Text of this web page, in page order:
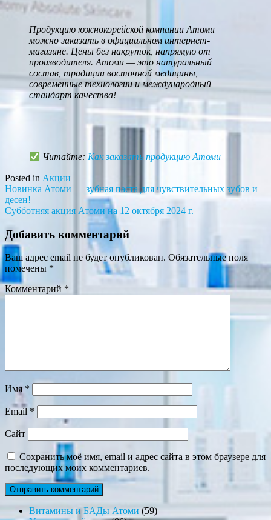
Продукцию южнокорейской компании Атоми
можно заказать в официальном интернет-
магазине. Цены без накруток, напрямую от
производителя. Атоми — это натуральный
состав, традиции восточной медицины,
современные технологии и международный
стандарт качества!
Читайте:Как заказать продукцию Атоми
Posted in Акции
Навигация
по
записям
Новинка Атоми — зубная паста для чувствительных зубов и
десен!
Субботняя акция Атоми на 12 октября 2024 г.
Добавить комментарий
Ваш адрес email не будет опубликован. Обязательные поля
помечены *
Комментарий *
Имя *
Email *
Сайт
Сохранить моё имя, email и адрес сайта в этом браузере для
последующих моих комментариев.
Витамины и БАДы Атоми 5959